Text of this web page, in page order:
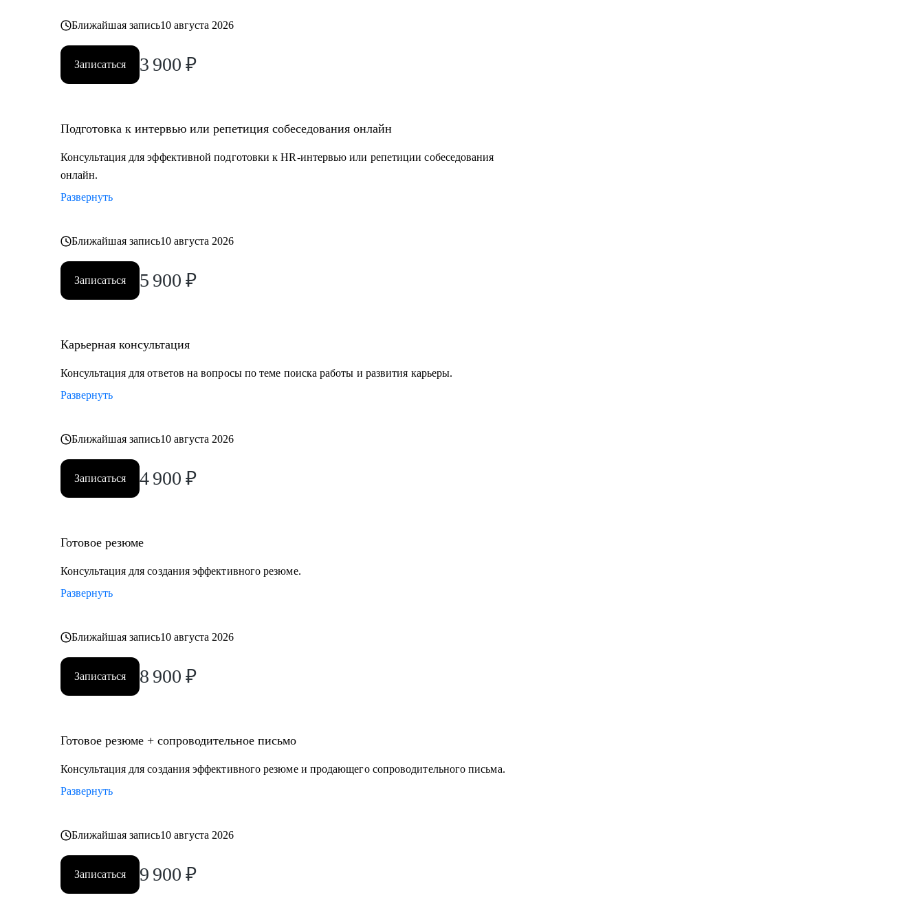
Ближайшая запись10 августа 2026
Записаться 3 900 ₽
Подготовка к интервью или репетиция собеседования онлайн
Консультация для эффективной подготовки к HR-интервью или репетиции собеседования
онлайн.
Развернуть
Ближайшая запись10 августа 2026
Записаться 5 900 ₽
Карьерная консультация
Консультация для ответов на вопросы по теме поиска работы и развития карьеры.
Развернуть
Ближайшая запись10 августа 2026
Записаться 4 900 ₽
Готовое резюме
Консультация для создания эффективного резюме.
Развернуть
Ближайшая запись10 августа 2026
Записаться 8 900 ₽
Готовое резюме + сопроводительное письмо
Консультация для создания эффективного резюме и продающего сопроводительного письма.
Развернуть
Ближайшая запись10 августа 2026
Записаться 9 900 ₽